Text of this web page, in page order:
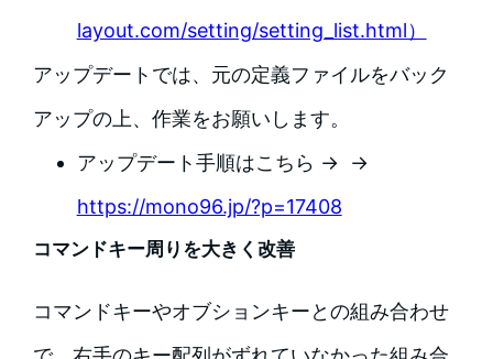
layout.com/setting/setting_list.html）
アップデートでは、元の定義ファイルをバック
アップの上、作業をお願いします。
アップデート手順はこちら → →
https://mono96.jp/?p=17408
コマンドキー周りを大きく改善
コマンドキーやオブションキーとの組み合わせ